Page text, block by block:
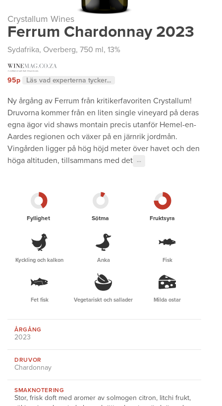
Crystallum Wines
Ferrum Chardonnay 2023
Sydafrika, Overberg, 750 ml, 13%
95p Läs vad experterna tycker...
Ny årgång av Ferrum från kritikerfavoriten Crystallum!
Druvorna kommer från en liten single vineyard på deras
egna ägor vid shaws montain precis utanför Hemel-en-
Aardes regionen och växer på en järnrik jordmån.
Vingården ligger på hög höjd meter över havet och den
höga altituden, tillsammans med det
···
Fyllighet Sötma Fruktsyra
Kyckling och kalkon Anka Fisk
Fet fisk Vegetariskt och sallader Milda ostar
ÅRGÅNG
2023
DRUVOR
Chardonnay
SMAKNOTERING
Stor, frisk doft med aromer av solmogen citron, litchi frukt,